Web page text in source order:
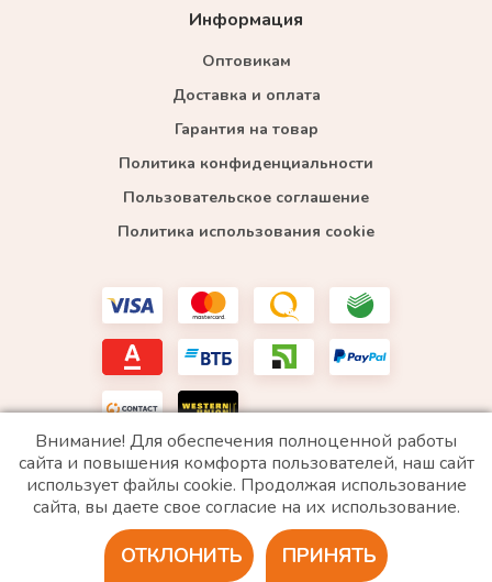
Информация
Оптовикам
Доставка и оплата
Гарантия на товар
Политика конфиденциальности
Пользовательское соглашение
Политика использования cookie
*WhatsApp принадлежит компании Meta, которая признана экстремистской и запрещена в
РФ
2020 © Все права защищены. ИП «Войтенко»
Разработка сайта
Внимание! Для обеспечения полноценной работы
сайта и повышения комфорта пользователей, наш сайт
использует файлы cookie. Продолжая использование
сайта, вы даете свое согласие на их использование.
ПРИНЯТЬ
ОТКЛОНИТЬ